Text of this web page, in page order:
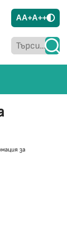
AA+A++
за